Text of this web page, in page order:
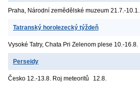
Praha, Národní zemědělské muzeum 21.7.-10.1.
Tatranský horolezecký týždeň
Vysoké Tatry, Chata Pri Zelenom plese 10.-16.8.
Perseidy
Česko 12.-13.8. Roj meteoritů 12.8.